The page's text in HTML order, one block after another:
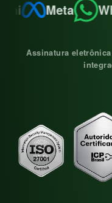
Meta
Assinatura